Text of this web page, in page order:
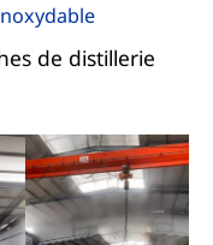
de distillerie